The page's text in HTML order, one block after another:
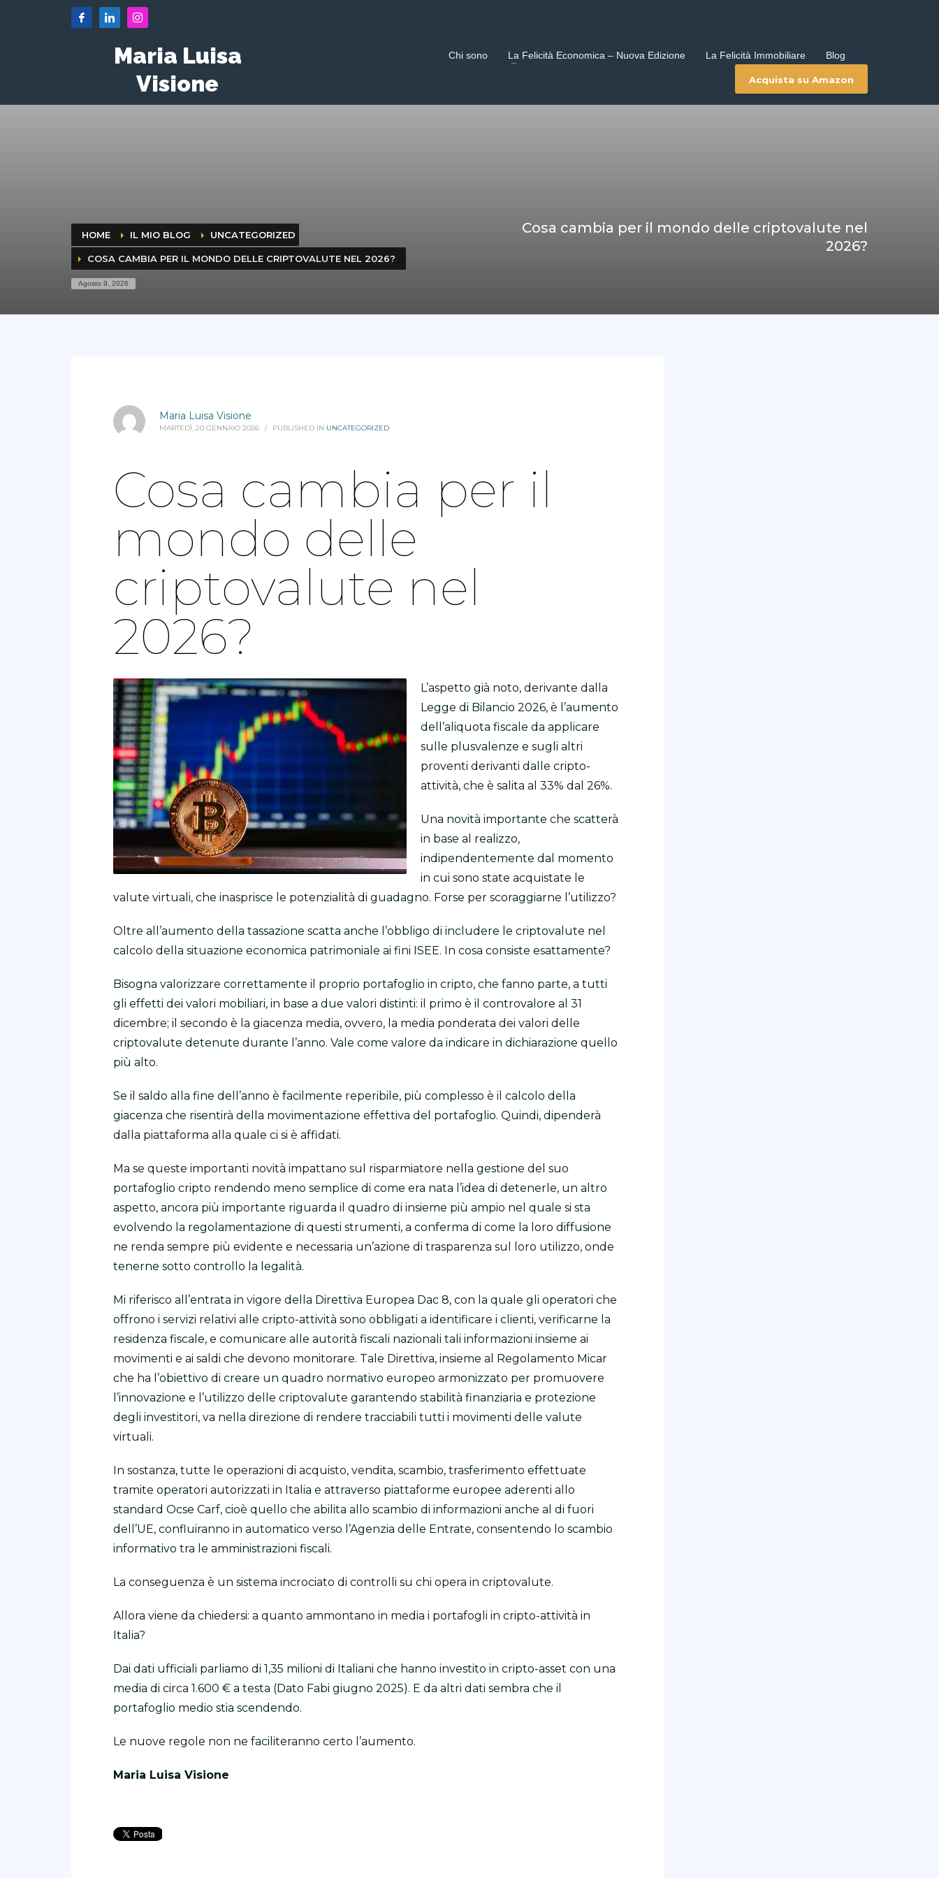
Maria Luisa
Visione
Chi sono La Felicità Economica – Nuova Edizione La Felicità Immobiliare Blog
Acquista su Amazon
HOME IL MIO BLOG UNCATEGORIZED
COSA CAMBIA PER IL MONDO DELLE CRIPTOVALUTE NEL 2026?
Agosto 9, 2026
Cosa cambia per il mondo delle criptovalute nel
2026?
Maria Luisa Visione
MARTEDÌ, 20 GENNAIO 2026 / PUBLISHED IN UNCATEGORIZED
Cosa cambia per il
mondo delle
criptovalute nel
2026?
L’aspetto già noto, derivante dalla
Legge di Bilancio 2026, è l’aumento
dell’aliquota fiscale da applicare
sulle plusvalenze e sugli altri
proventi derivanti dalle cripto-
attività, che è salita al 33% dal 26%.
Una novità importante che scatterà
in base al realizzo,
indipendentemente dal momento
in cui sono state acquistate le
valute virtuali, che inasprisce le potenzialità di guadagno. Forse per scoraggiarne l’utilizzo?
Oltre all’aumento della tassazione scatta anche l’obbligo di includere le criptovalute nel
calcolo della situazione economica patrimoniale ai fini ISEE. In cosa consiste esattamente?
Bisogna valorizzare correttamente il proprio portafoglio in cripto, che fanno parte, a tutti
gli effetti dei valori mobiliari, in base a due valori distinti: il primo è il controvalore al 31
dicembre; il secondo è la giacenza media, ovvero, la media ponderata dei valori delle
criptovalute detenute durante l’anno. Vale come valore da indicare in dichiarazione quello
più alto.
Se il saldo alla fine dell’anno è facilmente reperibile, più complesso è il calcolo della
giacenza che risentirà della movimentazione effettiva del portafoglio. Quindi, dipenderà
dalla piattaforma alla quale ci si è affidati.
Ma se queste importanti novità impattano sul risparmiatore nella gestione del suo
portafoglio cripto rendendo meno semplice di come era nata l’idea di detenerle, un altro
aspetto, ancora più importante riguarda il quadro di insieme più ampio nel quale si sta
evolvendo la regolamentazione di questi strumenti, a conferma di come la loro diffusione
ne renda sempre più evidente e necessaria un’azione di trasparenza sul loro utilizzo, onde
tenerne sotto controllo la legalità.
Mi riferisco all’entrata in vigore della Direttiva Europea Dac 8, con la quale gli operatori che
offrono i servizi relativi alle cripto-attività sono obbligati a identificare i clienti, verificarne la
residenza fiscale, e comunicare alle autorità fiscali nazionali tali informazioni insieme ai
movimenti e ai saldi che devono monitorare. Tale Direttiva, insieme al Regolamento Micar
che ha l’obiettivo di creare un quadro normativo europeo armonizzato per promuovere
l’innovazione e l’utilizzo delle criptovalute garantendo stabilità finanziaria e protezione
degli investitori, va nella direzione di rendere tracciabili tutti i movimenti delle valute
virtuali.
In sostanza, tutte le operazioni di acquisto, vendita, scambio, trasferimento effettuate
tramite operatori autorizzati in Italia e attraverso piattaforme europee aderenti allo
standard Ocse Carf, cioè quello che abilita allo scambio di informazioni anche al di fuori
dell’UE, confluiranno in automatico verso l’Agenzia delle Entrate, consentendo lo scambio
informativo tra le amministrazioni fiscali.
La conseguenza è un sistema incrociato di controlli su chi opera in criptovalute.
Allora viene da chiedersi: a quanto ammontano in media i portafogli in cripto-attività in
Italia?
Dai dati ufficiali parliamo di 1,35 milioni di Italiani che hanno investito in cripto-asset con una
media di circa 1.600 € a testa (Dato Fabi giugno 2025). E da altri dati sembra che il
portafoglio medio stia scendendo.
Le nuove regole non ne faciliteranno certo l’aumento.
Maria Luisa Visione